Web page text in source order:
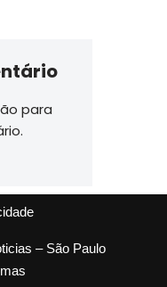
para
– São Paulo